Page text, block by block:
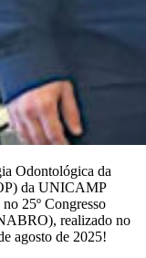
Odontológica da
da UNICAMP
25º Congresso
realizado no
agosto de 2025!